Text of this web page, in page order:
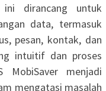
dirancang untuk
data, termasuk
pesan, kontak, dan
intuitif dan proses
MobiSaver menjadi
mengatasi masalah